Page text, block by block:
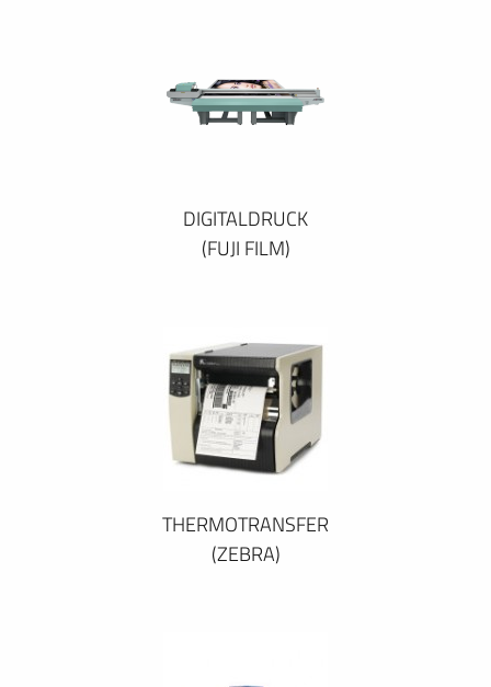
DIGITALDRUCK
(FUJI FILM)
THERMOTRANSFER
(ZEBRA)